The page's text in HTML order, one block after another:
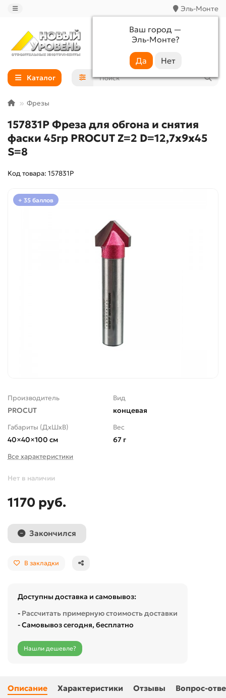
Эль-Монте
Ваш город —
Эль-Монте?
+7 (988) 233-44-52
Каталог
Фрезы
157831P Фреза для обгона и снятия
фаски 45гр PROCUT Z=2 D=12,7x9x45
S=8
Код товара: 157831P
+ 35 баллов
Производитель
PROCUT
Вид
концевая
Габариты (ДхШхВ)
40×40×100 см
Вес
67 г
Все характеристики
Нет в наличии
1170 руб.
Закончился
В закладки
Доступны доставка и самовывоз:
- Рассчитать примерную стоимость доставки
- Самовывоз сегодня, бесплатно
Нашли дешевле?
Описание Характеристики Отзывы Вопрос-